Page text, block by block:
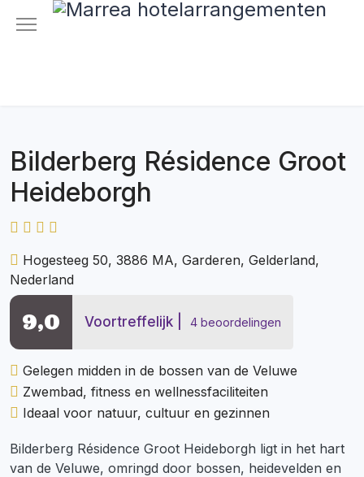
Bilderberg Résidence Groot
Heideborgh
Hogesteeg 50, 3886 MA, Garderen, Gelderland,
Nederland
Voortreffelijk 4 beoordelingen
9,0
Gelegen midden in de bossen van de Veluwe
Zwembad, fitness en wellnessfaciliteiten
Ideaal voor natuur, cultuur en gezinnen
Bilderberg Résidence Groot Heideborgh ligt in het hart
van de Veluwe, omringd door bossen, heidevelden en